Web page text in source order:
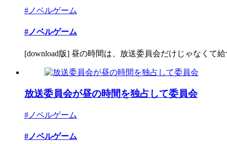
#ノベルゲーム
#ノベルゲーム
[download版] 昼の時間は、放送委員会だけじゃなくて給
放送委員会が昼の時間を独占して委員会
#ノベルゲーム
#ノベルゲーム